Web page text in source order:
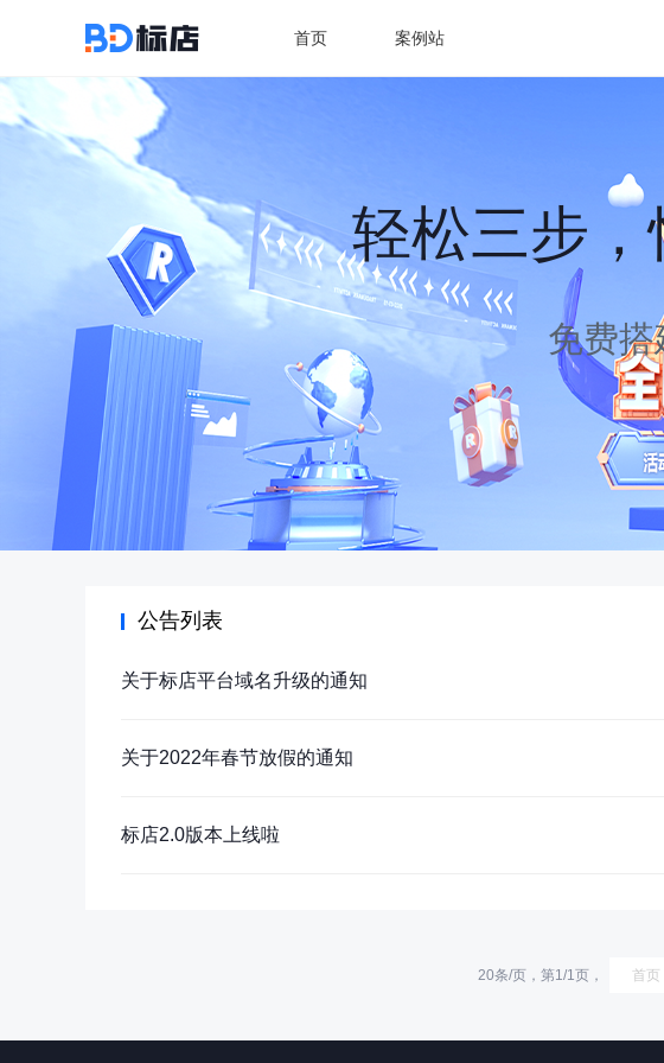
首页 案例站
轻松三步
免费
公告列表
关于标店平台域名升级的通知
关于2022年春节放假的通知
标店2.0版本上线啦
20条/页，第1/1页， 首页